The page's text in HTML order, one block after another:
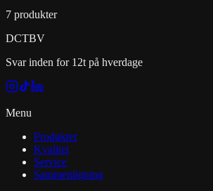
7 produkter
DCTBV
Svar inden for 12t på hverdage
Menu
Produkter
Kvalitet
Service
Sammenligning